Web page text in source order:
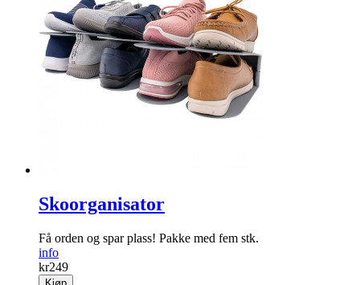
Skoorganisator
Få orden og spar plass! Pakke med fem stk.
info
kr249